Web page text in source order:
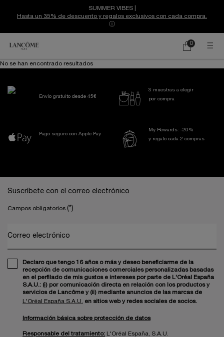
SUMMER VIBES |
Hasta un 35% de descuento y regalos exclusivos con cada compra.
ⓘ
Mi
0
0 producto
Contenido principal
No se han encontrado resultados
Envío gratuito desde 45€
3 muestras a elegir
por compra
Pago seguro con Apple Pay
My Rewards: -20%
y regalo cada 2 compras
Suscríbete con el correo electrónico
Campos obligatorios (*)
Correo electrónico
Declaro que tengo 16 años o más y deseo beneficiarme de la
recepción de comunicaciones comerciales personalizadas basadas
en el perfilado de mis gustos e intereses por parte de L'Oréal España
S.A.U.: (i) por comunicación directa en relación con los productos y
servicios de Lancôme y (ii) mediante anuncios de las marcas de
L'Oréal España S.A.U.
en sitios web y redes sociales de socios.
Información básica sobre protección de datos
Responsable del tratamiento: L'Oréal España, S.A.U.